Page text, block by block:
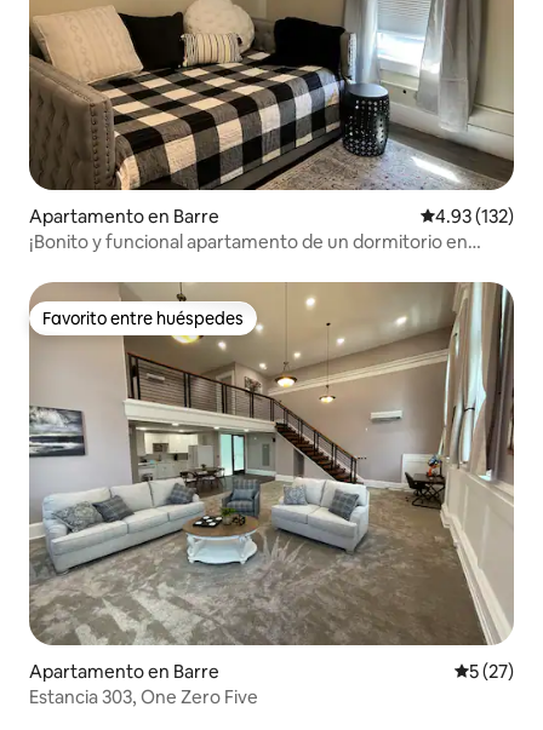
Apartamento en Barre Calificación
4.93 (132)
¡Bonito y funcional apartamento de un dormitorio en
Favorito entre huéspedes
Favorito entre huéspedes
Apartamento en Barre
5 (27)
Estancia 303, One Zero Five